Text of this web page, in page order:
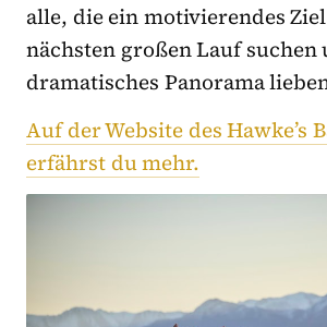
alle, die ein motivierendes
nächsten großen Lauf suchen
dramatisches Panorama
Auf der Website des Hawke’s
erfährst du mehr.